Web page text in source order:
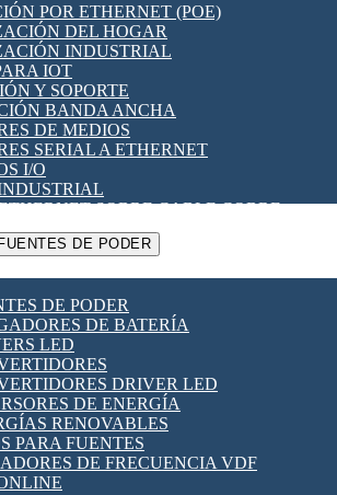
DE FRECUENCIA [VDF]
- INTERRUPTORES
VARIAS
LED
REED
DE RELÉ
TÉRMICA
SÓLIDO SSR
DE POTENCIA
DE CABLE
POR ETHERNET (POE)
DEL HOGAR
INDUSTRIAL
IOT
Y SOPORTE
BANDA ANCHA
DE MEDIOS
SERIAL A ETHERNET
I/O
SOBRE CABLE COBRE
REDES
IOT
REDES WIFI
IOT
LORAWAN
RED CELULAR
REDES
(VOIP)
(CCTV)
DE PODER
DE PODER
DE BATERÍA
LED
DRIVER LED
DE ENERGÍA
RENOVABLES
PARA FUENTES
DE FRECUENCIA VDF